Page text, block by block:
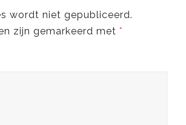
wordt niet gepubliceerd.
zijn gemarkeerd met *